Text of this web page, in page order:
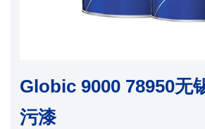
Globic 9000 78950无
污漆